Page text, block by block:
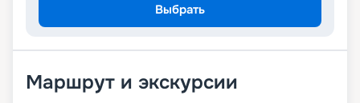
Выбрать
Маршрут и экскурсии